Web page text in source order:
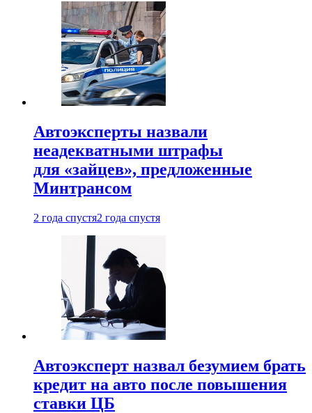
Автоэксперты назвали
неадекватными штрафы
для «зайцев», предложенные
Минтрансом
2 года спустя2 года спустя
Автоэксперт назвал безумием брать
кредит на авто после повышения
ставки ЦБ